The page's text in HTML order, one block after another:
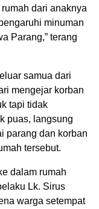
dari anaknya
minuman
Parang,” terang
samua dari
mengejar korban
tapi tidak
puas, langsung
parang dan korban
tersebut.
dalam rumah
Lk. Sirus
warga setempat